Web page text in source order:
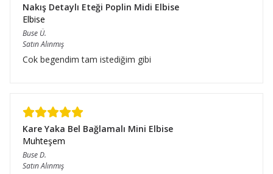
Nakış Detaylı Eteği Poplin Midi Elbise
Elbise
Buse Ü.
Satın Alınmış
Cok begendim tam istediğim gibi
Kare Yaka Bel Bağlamalı Mini Elbise
Muhteşem
BuseD.
Satın Alınmış